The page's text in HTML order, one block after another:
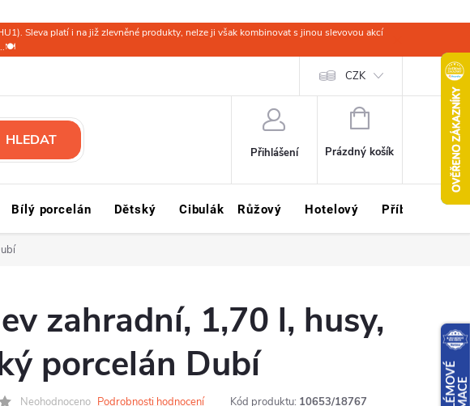
Sleva platí i na již zlevněné produkty, nelze ji však kombinovat s jinou slevovou akcí
Ochrana osobních údajů Kariéra
CZK
HLEDAT
Přihlášení
NÁKUPNÍ
Prázdný košík
Bílý porcelán Dětský Cibulák Růžový Hotelový Příbory Sklo
zahradní, 1,70 l, husy,
porcelán Dubí
Neohodnoceno Podrobnosti hodnocení Kód produktu: 10653/18767